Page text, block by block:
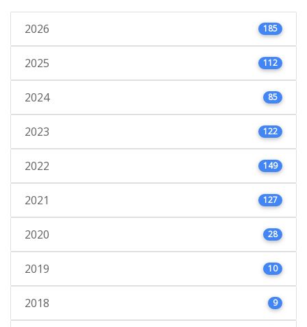
2026 185
2025 112
2024 85
2023 122
2022 149
2021 127
2020 28
2019 10
2018 9